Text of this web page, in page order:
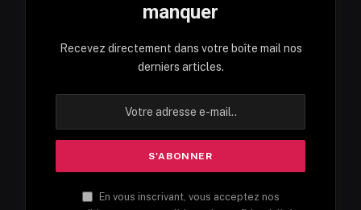
manquer
Recevez directement dans votre boîte mail nos
derniers articles.
En vous inscrivant, vous acceptez nos